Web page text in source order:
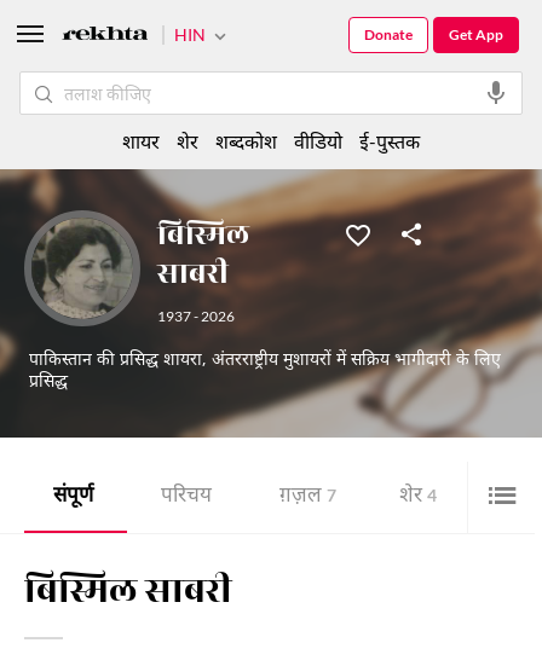
बिस्मिल
साबरी
1937 - 2026
पाकिस्तान की प्रसिद्ध शायरा, अंतरराष्ट्रीय मुशायरों में सक्रिय भागीदारी के लिए
प्रसिद्ध
संपूर्ण परिचय ग़ज़ल 7 शेर 4 चित्र
बिस्मिल साबरी
HIN Get App
Donate
शायर शेर शब्दकोश वीडियो ई-पुस्तक